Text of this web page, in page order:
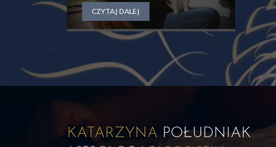
CZYTAJ DALEJ
KATARZYNA POŁUDNIAK